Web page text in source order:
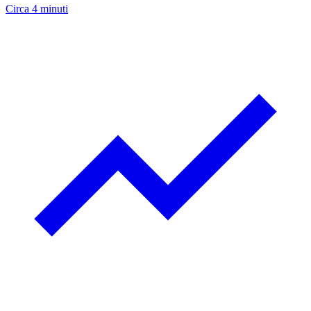
Circa 4 minuti